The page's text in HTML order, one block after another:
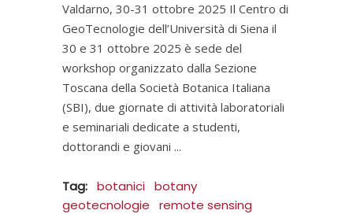
Valdarno, 30-31 ottobre 2025 Il Centro di
GeoTecnologie dell’Università di Siena il
30 e 31 ottobre 2025 è sede del
workshop organizzato dalla Sezione
Toscana della Società Botanica Italiana
(SBI), due giornate di attività laboratoriali
e seminariali dedicate a studenti,
dottorandi e giovani
Tag: botanici botany
geotecnologie
remote sensing